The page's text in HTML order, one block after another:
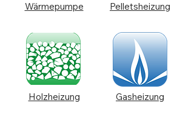
Wärmepumpe Pelletsheizung
Holzheizung Gasheizung